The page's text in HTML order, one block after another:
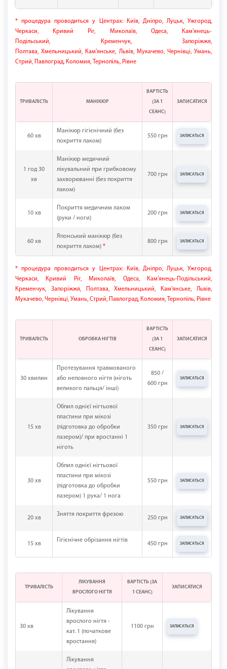
* процедура проводиться у Центрах: Київ, Дніпро, Луцьк, Ужгород,
Черкаси, Кривий Ріг, Миколаїв, Одеса, Кам’янець-
Подільський, Кременчук, Запоріжжя,
Полтава, Хмельницький, Кам’янське, Львів, Мукачево, Чернівці, Умань,
Стрий, Павлоград, Коломия, Тернопіль, Рівне
60 хв
Манікюр гігієнічний (без
покриття лаком)
550 грн ЗАПИСАТЬСЯ
1 год 30
хв
Манікюр медичний
лікувальний при грибковому
захворюванні (без покриття
лаком)
700 грн ЗАПИСАТЬСЯ
10 хв
Покриття медичним лаком
(руки / ноги)
200 грн ЗАПИСАТЬСЯ
60 хв
Японський манікюр (без
покриття лаком) *
800 грн ЗАПИСАТЬСЯ
ТРИВАЛІСТЬ МАНІКЮР
ВАРТІСТЬ
(ЗА 1
СЕАНС)
ЗАПИСАТИСЯ
* процедура проводиться у Центрах: Київ, Дніпро, Луцьк, Ужгород,
Черкаси, Кривий Ріг, Миколаїв, Одеса, Кам’янець-Подільський,
Кременчук, Запоріжжя, Полтава, Хмельницький, Кам’янське, Львів,
Мукачево, Чернівці, Умань, Стрий, Павлоград, Коломия, Тернопіль, Рівне
30 хвилин
Протезування травмованого
або неповного нігтя (ніготь
великого пальця/ інші)
850 /
600 грн
ЗАПИСАТЬСЯ
15 хв
Обпил однієї нігтьової
пластини при мікозі
(підготовка до обробки
лазером)/ при вростанні 1
ніготь
350 грн ЗАПИСАТЬСЯ
30 хв
Обпил однієї нігтьової
пластини при мікозі
(підготовка до обробки
лазером) 1 рука/ 1 нога
550 грн ЗАПИСАТЬСЯ
20 хв
Зняття покриття фрезою
250 грн ЗАПИСАТЬСЯ
15 хв
Гігієнічне обрізання нігтів
450 грн ЗАПИСАТЬСЯ
ТРИВАЛІСТЬ ОБРОБКА НІГТІВ
ВАРТІСТЬ
(ЗА 1
СЕАНС)
ЗАПИСАТИСЯ
30 хв
Лікування
врослого нігтя -
кат. 1 (початкове
вростання)
1100 грн ЗАПИСАТЬСЯ
Лікування
ТРИВАЛІСТЬ
ЛІКУВАННЯ
ВРОСЛОГО НІГТЯ
ВАРТІСТЬ (ЗА
1 СЕАНС)
ЗАПИСАТИСЯ